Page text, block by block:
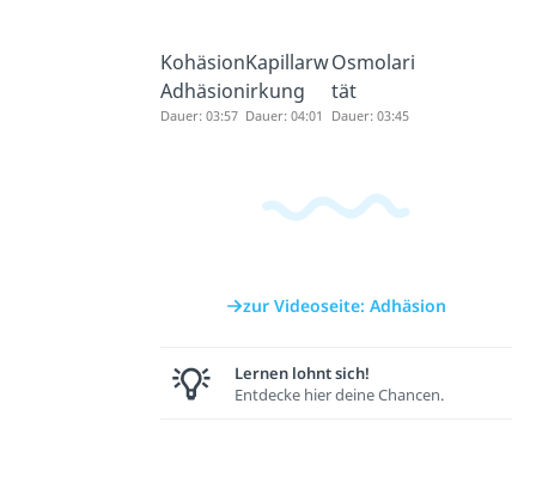
Kohäsion
Adhäsion
Dauer: 03:57
Kapillarw
irkung
Dauer: 04:01
Osmolari
tät
Dauer: 03:45
zur Videoseite: Adhäsion
Lernen lohnt sich!
Entdecke hier deine Chancen.